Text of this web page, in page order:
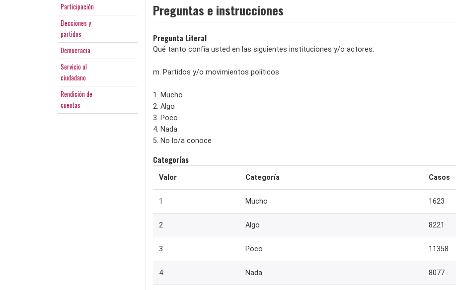
Participación
Elecciones y
partidos
Democracia
Servicio al
ciudadano
Rendición de
cuentas
Preguntas e instrucciones
Pregunta Literal
Qué tanto confía usted en las siguientes instituciones y/o actores:
m. Partidos y/o movimientos políticos
1. Mucho
2. Algo
3. Poco
4. Nada
5. No lo/a conoce
Categorías
Valor Categoría Casos
1 Mucho 1623
2 Algo 8221
3 Poco 11358
4 Nada 8077